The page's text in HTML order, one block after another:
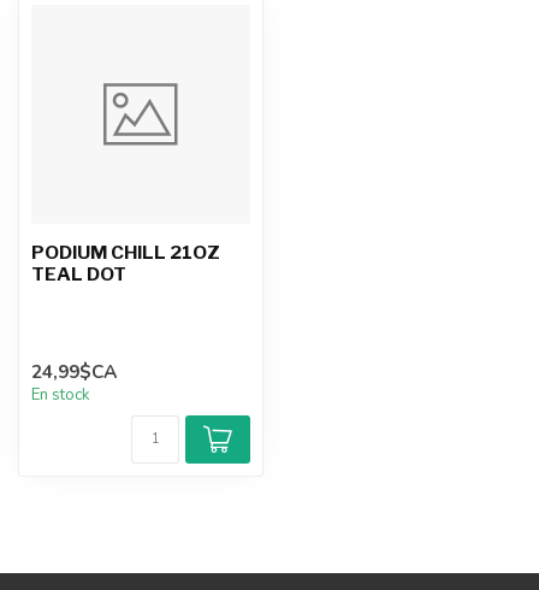
PODIUM CHILL 21OZ
TEAL DOT
24,99$CA
En stock